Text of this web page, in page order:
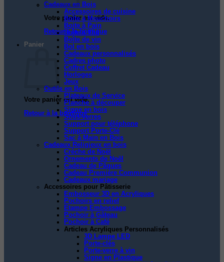
Votre panier est vide.
Retour à la boutique
Panier
Votre panier est vide.
Retour à la boutique
Cadeaux en Bois
Accessoires de cuisine
Boîte à Mouchoirs
Boite à Pain
Boîte à Thé
Boîte de vin
Bol en bois
Cadeaux personnalisés
Cadres photo
Coffret Cadeau
Horloges
Jeux
Outils en Bois
Plateaux de Service
Planche à découper
Signe en bois
Sous-verres
Support pour téléphone
Support Porte-Clé
Sac à Main en Bois
Cadeaux Religieux en bois
Crèche de Noël
Ornements de Noël
Cadeau de Pâques
Cadeau Première Communion
Cadeaux mariage
Accessoires pour Pâtisserie
Embosseur 3D en Acryliques
Pochoirs en relief
Étampe Embossage
Pochoir à Gâteau
Pochoir à Café
Articles Acryliques Personnalisés
3D Lampe LED
Porte-clés
Porte-verre à vin
Signe en Plastique